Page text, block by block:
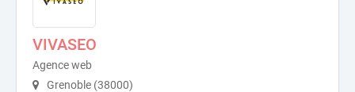
VIVASEO
Agence web
Grenoble (38000)